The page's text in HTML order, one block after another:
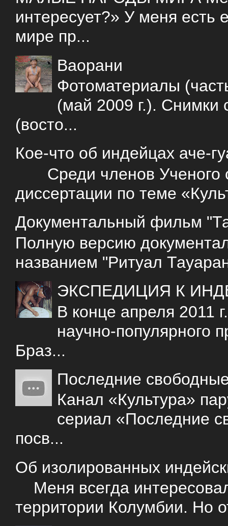
интересует?» У меня есть
мире пр...
Ваорани
Фотоматериалы
(май 2009 г.). Снимки
(восто...
Кое-что об индейцах аче-
Среди членов Ученого
диссертации по теме
Документальный фильм
Полную версию
названием "Ритуал
ЭКСПЕДИЦИЯ К
В конце апреля 2011
научно-популярного
Браз...
Последние
Канал «Культура»
сериал «Последние
посв...
Об изолированных
Меня всегда
территории Колумбии. Но